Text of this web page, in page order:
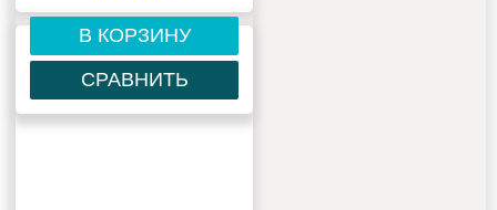
В КОРЗИНУ
СРАВНИТЬ